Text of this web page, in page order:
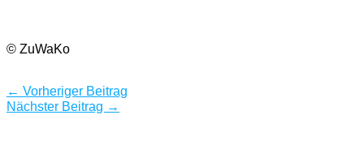
© ZuWaKo
← Vorheriger Beitrag
Nächster Beitrag →